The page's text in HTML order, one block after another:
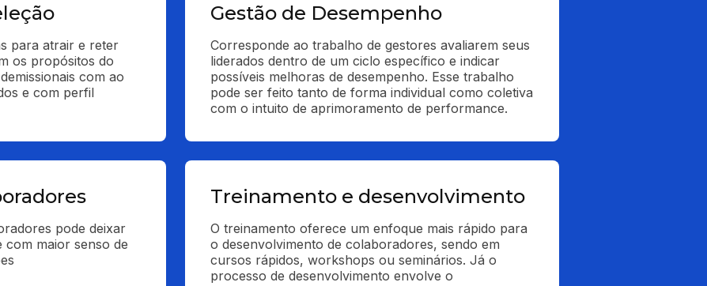
para atrair e reter
os propósitos do
com ao
e com perfil
Gestão de Desempenho
Corresponde ao trabalho de gestores avaliarem seus
liderados dentro de um ciclo específico e indicar
possíveis melhoras de desempenho. Esse trabalho
pode ser feito tanto de forma individual como coletiva
com o intuito de aprimoramento de performance.
pode deixar
maior senso de
Treinamento e desenvolvimento
O treinamento oferece um enfoque mais rápido para
o desenvolvimento de colaboradores, sendo em
cursos rápidos, workshops ou seminários. Já o
processo de desenvolvimento envolve o